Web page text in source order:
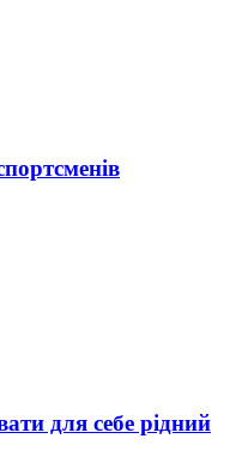
для себе рідний